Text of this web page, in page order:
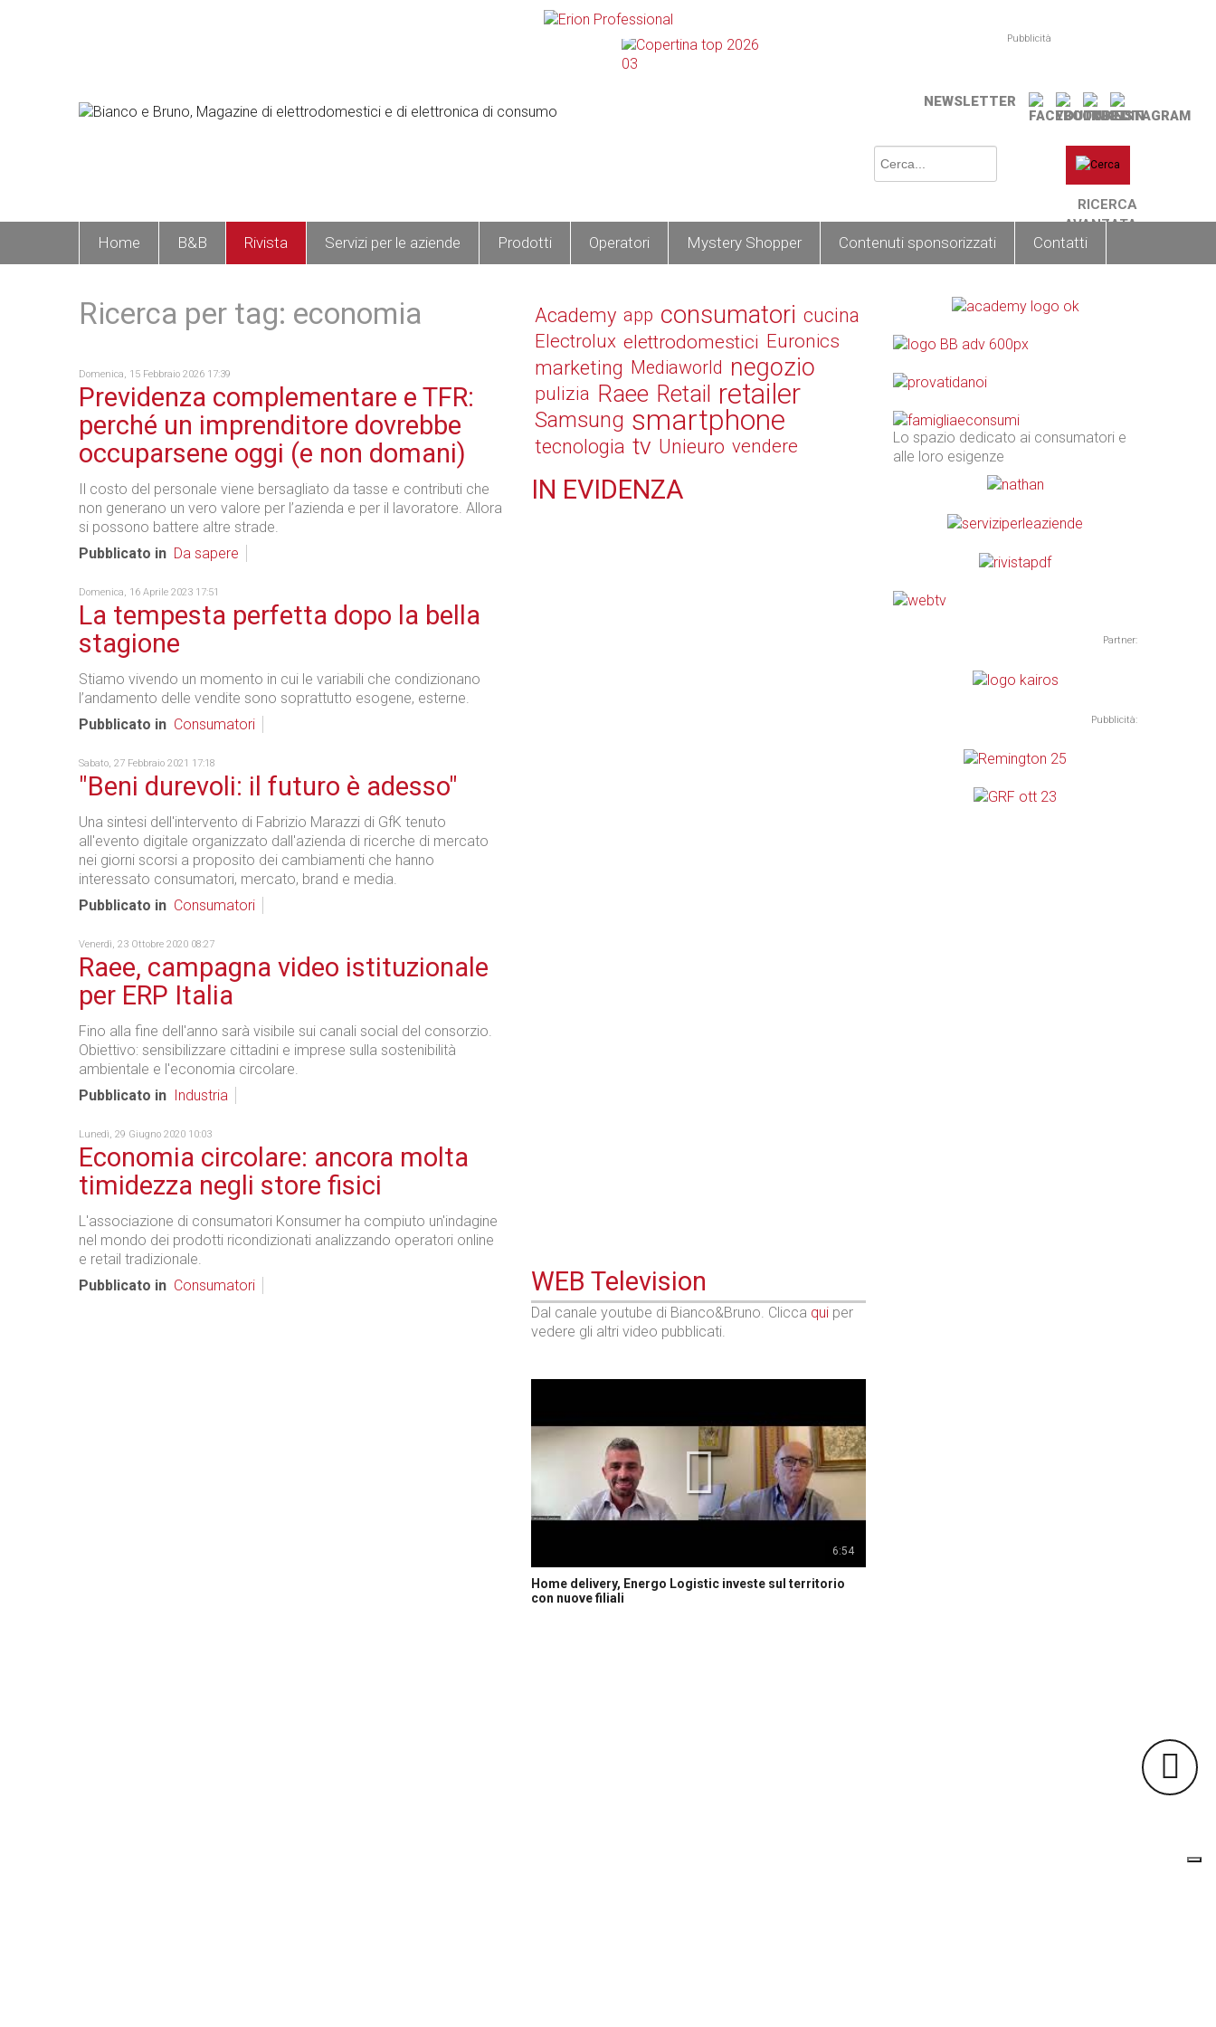
Pubblicità
NEWSLETTER
RICERCA
AVANZATA
Home B&B Rivista Servizi per le aziende Prodotti Operatori Mystery Shopper Contenuti sponsorizzati Contatti
Ricerca per tag: economia
Domenica, 15 Febbraio 2026 17:39
Previdenza complementare e TFR:
perché un imprenditore dovrebbe
occuparsene oggi (e non domani)
Il costo del personale viene bersagliato da tasse e contributi che
non generano un vero valore per l’azienda e per il lavoratore. Allora
si possono battere altre strade.
Pubblicato in Da sapere
Domenica, 16 Aprile 2023 17:51
La tempesta perfetta dopo la bella
stagione
Stiamo vivendo un momento in cui le variabili che condizionano
l’andamento delle vendite sono soprattutto esogene, esterne.
Pubblicato in Consumatori
Sabato, 27 Febbraio 2021 17:18
"Beni durevoli: il futuro è adesso"
Una sintesi dell'intervento di Fabrizio Marazzi di GfK tenuto
all'evento digitale organizzato dall'azienda di ricerche di mercato
nei giorni scorsi a proposito dei cambiamenti che hanno
interessato consumatori, mercato, brand e media.
Pubblicato in Consumatori
Venerdì, 23 Ottobre 2020 08:27
Raee, campagna video istituzionale
per ERP Italia
Fino alla fine dell'anno sarà visibile sui canali social del consorzio.
Obiettivo: sensibilizzare cittadini e imprese sulla sostenibilità
ambientale e l'economia circolare.
Pubblicato in
Industria
Lunedì, 29 Giugno 2020 10:03
Economia circolare: ancora molta
timidezza negli store fisici
L'associazione di consumatori Konsumer ha compiuto un'indagine
nel mondo dei prodotti ricondizionati analizzando operatori online
e retail tradizionale.
Pubblicato in Consumatori
Academy app consumatori cucina
Electrolux elettrodomestici Euronics
marketing Mediaworld negozio
pulizia Raee Retail retailer
Samsung smartphone
tecnologia tv Unieuro vendere
IN EVIDENZA
WEB Television
Dal canale youtube di Bianco&Bruno. Clicca qui per
vedere gli altri video pubblicati.
6:54
Home delivery, Energo Logistic investe sul territorio
con nuove filiali
Lo spazio dedicato ai consumatori e
alle loro esigenze
Partner:
Pubblicità: